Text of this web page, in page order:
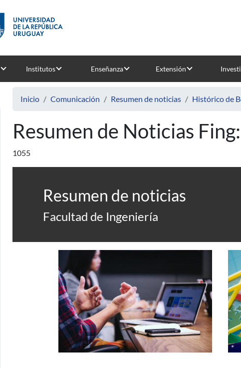
Institutos Enseñanza Extensión
Inicio Comunicación Resumen de noticias Histórico de
Resumen de Noticias
1055
Resumen de noticias
Facultad de Ingeniería